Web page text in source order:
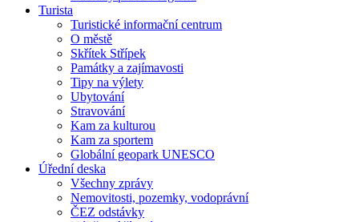
Turista
Turistické informační centrum
O městě
Skřítek Střípek
Památky a zajímavosti
Tipy na výlety
Ubytování
Stravování
Kam za kulturou
Kam za sportem
Globální geopark UNESCO
Úřední deska
Všechny zprávy
Nemovitosti, pozemky, vodoprávní
ČEZ odstávky